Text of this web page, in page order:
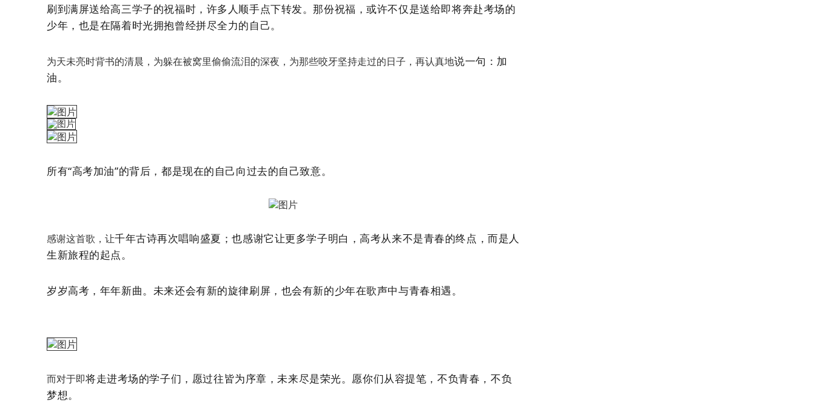
刷到满屏送给高三学子的祝福时，许多人顺手点下转发。那份祝福，或许不仅是送给即将奔赴考场的
少年，也是在隔着时光拥抱曾经拼尽全力的自己。
为天未亮时背书的清晨，为躲在被窝里偷偷流泪的深夜，为那些咬牙坚持走过的日子，再认真地说一句： 加
油。
所有“高考加油”的背后，都是现在的自己向过去的自己致意。
感谢这首歌，让千年古诗再次唱响盛夏；也感谢它让更多学子明白，高考从来不是青春的终点，而是人
生新旅程的起点。
岁岁高考，年年新曲。未来还会有新的旋律刷屏， 也会有新的少年在歌声中与青春相遇。
而对于即将走进考场的学子们，愿过往皆为序章，未来尽是荣光。愿你们从容提笔，不负青春，不负
梦想。